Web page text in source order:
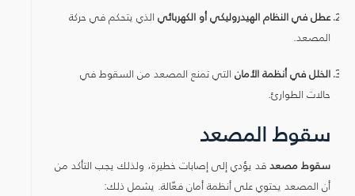
عطل في النظام الهيدروليكي أو الكهربائي الذي يتحكم في حركة
المصعد.
الخلل في أنظمة الأمان التي تمنع المصعد من السقوط في
حالات الطوارئ.
سقوط المصعد
سقوط مصعدقد يؤدي إلى إصابات خطيرة، ولذلك يجب التأكد من
أن المصعد يحتوي على أنظمة أمان فعّالة. يشمل ذلك: